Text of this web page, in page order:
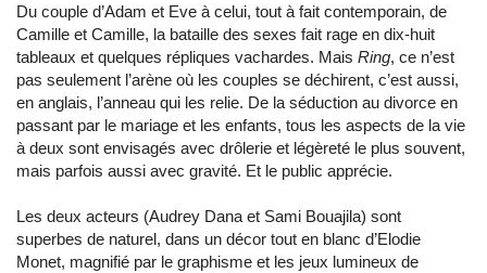
Du couple d’Adam et Eve à celui, tout à fait contemporain, de
Camille et Camille, la bataille des sexes fait rage en dix-huit
tableaux et quelques répliques vachardes. Mais Ring, ce n’est
pas seulement l’arène où les couples se déchirent, c’est aussi,
en anglais, l’anneau qui les relie. De la séduction au divorce en
passant par le mariage et les enfants, tous les aspects de la vie
à deux sont envisagés avec drôlerie et légèreté le plus souvent,
mais parfois aussi avec gravité. Et le public apprécie.
Les deux acteurs (Audrey Dana et Sami Bouajila) sont
superbes de naturel, dans un décor tout en blanc d’Elodie
Monet, magnifié par le graphisme et les jeux lumineux de